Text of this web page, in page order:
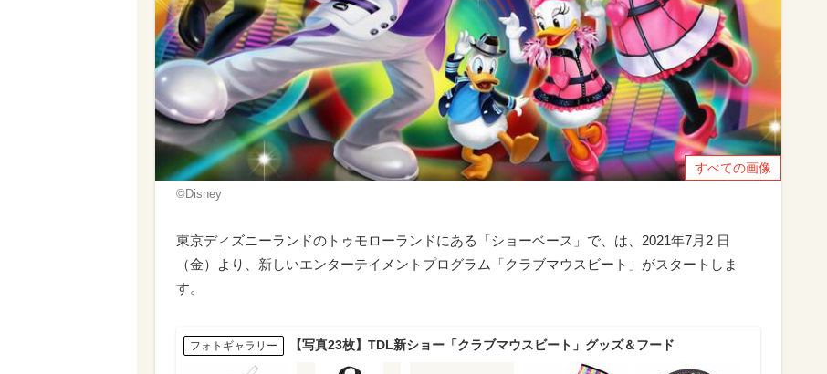
すべての画像
©︎Disney
東京ディズニーランドのトゥモローランドにある「ショーベース」で、は、2021年7月2 日
（金）より、新しいエンターテイメントプログラム「クラブマウスビート」がスタートしま
す。
フォトギャラリー 【写真23枚】TDL新ショー「クラブマウスビート」グッズ＆フード